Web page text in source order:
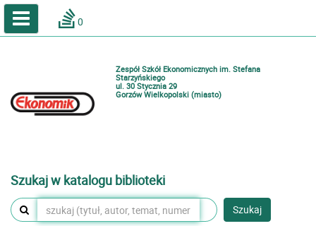
Katalog online biblioteki szkolnej
0
Zespół Szkół Ekonomicznych im. Stefana
Starzyńskiego
ul. 30 Stycznia 29
Gorzów Wielkopolski (miasto)
Szukaj w katalogu biblioteki
Szukaj